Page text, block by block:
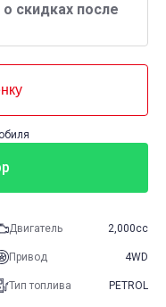
скидках после
Двигатель 2,000cc
Привод 4WD
Тип топлива PETROL